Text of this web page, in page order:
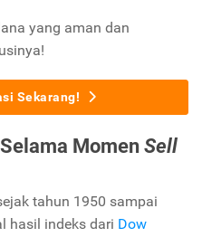
yang aman dan
Sekarang!
MomenSell
tahun 1950 sampai
hasil indeks dari Dow